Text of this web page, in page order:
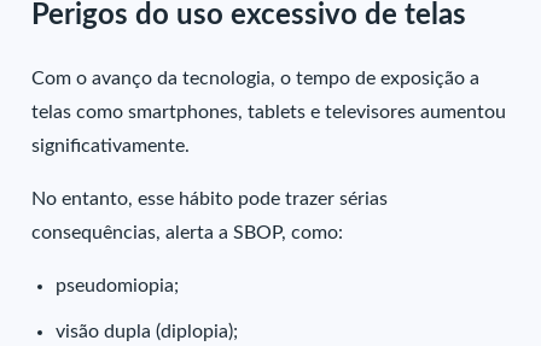
Perigos do uso excessivo de telas
Com o avanço da tecnologia, o tempo de exposição a
telas como smartphones, tablets e televisores aumentou
significativamente.
No entanto, esse hábito pode trazer sérias
consequências, alerta a SBOP, como:
pseudomiopia;
visão dupla (diplopia);